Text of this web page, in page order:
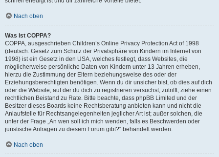
Nach oben
Was ist COPPA?
COPPA, ausgeschrieben Children’s Online Privacy Protection Act of 1998
(deutsch: Gesetz zum Schutz der Privatsphäre von Kindern im Internet von
1998) ist ein Gesetz in den USA, welches festlegt, dass Websites, die
möglicherweise persönliche Daten von Kindern unter 13 Jahren erheben,
hierzu die Zustimmung der Eltern beziehungsweise des oder der
Erziehungsberechtigten benötigen. Wenn du dir unsicher bist, ob dies auf dich
oder die Website, auf der du dich zu registrieren versuchst, zutrifft, ziehe einen
rechtlichen Beistand zu Rate. Bitte beachte, dass phpBB Limited und der
Besitzer dieses Boards keine Rechtsberatung anbieten kann und nicht die
Anlaufstelle für Rechtsangelegenheiten jeglicher Art ist; außer solchen, die
unter der Frage „An wen soll ich mich wenden, falls es Beschwerden oder
juristische Anfragen zu diesem Forum gibt?“ behandelt werden.
Nach oben